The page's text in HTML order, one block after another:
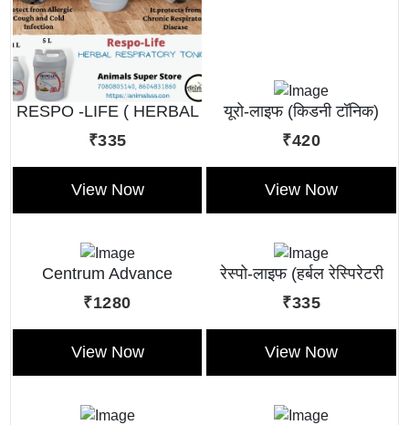
RESPO -LIFE ( HERBAL
RESPIRATORY TONIC )
₹335
View Now
यूरो-लाइफ (किडनी टॉनिक)
₹420
View Now
Centrum Advance
(Multivitamin Liquid)
₹1280
View Now
रेस्पो-लाइफ (हर्बल रेस्पिरेटरी
टॉनिक)
₹335
View Now